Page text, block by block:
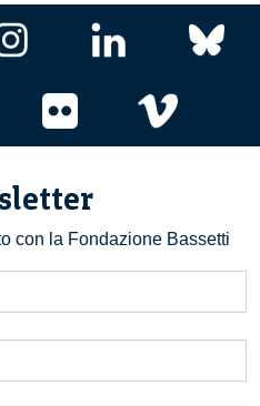
con la Fondazione Bassetti